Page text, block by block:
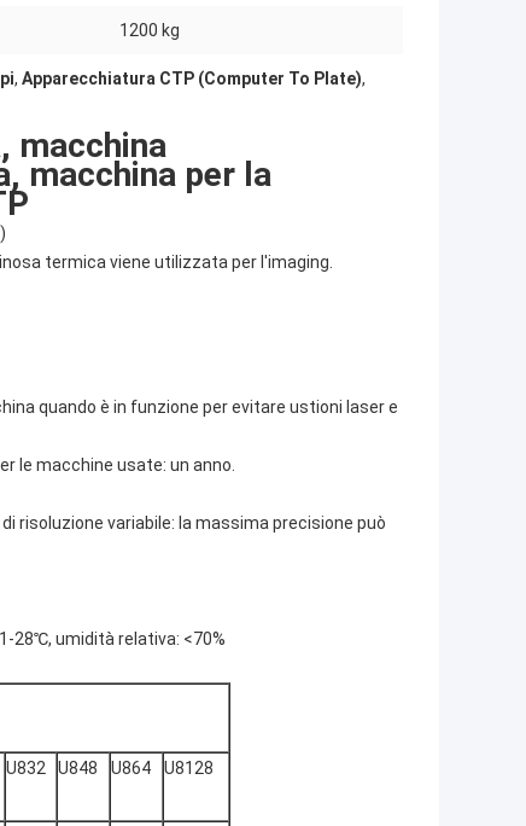
1200 kg
, Apparecchiatura CTP (Computer To Plate),
macchina
macchina per la
termica viene utilizzata per l'imaging.
quando è in funzione per evitare ustioni laser e
le macchine usate: un anno.
risoluzione variabile: la massima precisione può
28℃, umidità relativa: <70%
U832 U848 U864 U8128